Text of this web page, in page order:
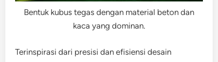
Bentuk kubus tegas dengan material beton dan
kaca yang dominan.
Terinspirasi dari presisi dan efisiensi desain